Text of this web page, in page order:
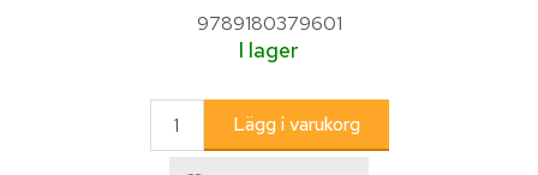
9789180379601
I lager